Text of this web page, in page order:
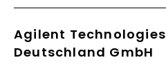
Agilent Technologies
Deutschland GmbH